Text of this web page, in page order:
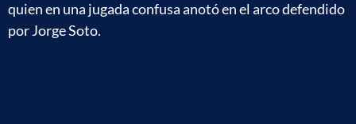
quien en una jugada confusa anotó en el arco defendido
por Jorge Soto.